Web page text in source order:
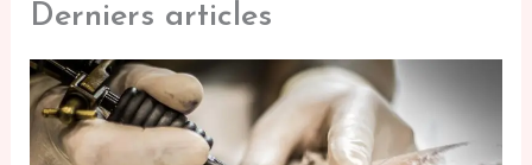
Derniers articles